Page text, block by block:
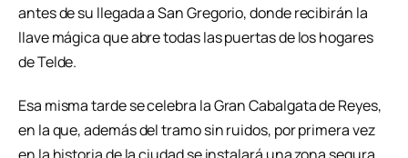
antes de su llegada a San Gregorio, donde recibirán la
llave mágica que abre todas las puertas de los hogares
de Telde.
Esa misma tarde se celebra la Gran Cabalgata de Reyes,
en la que, además del tramo sin ruidos, por primera vez